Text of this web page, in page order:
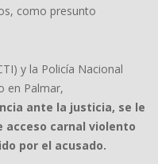
como presunto
y la Policía Nacional
en Palmar,
ante la justicia, se le
carnal violento
por el acusado.